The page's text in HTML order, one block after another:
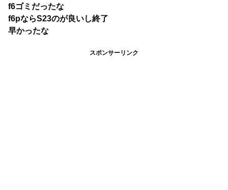
f6ゴミだったな
f6pならS23のが良いし終了
早かったな
スポンサーリンク